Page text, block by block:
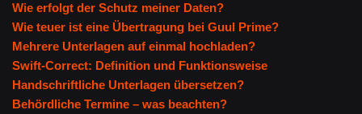
Wie erfolgt der Schutz meiner Daten?
Wie teuer ist eine Übertragung bei Guul Prime?
Mehrere Unterlagen auf einmal hochladen?
Swift-Correct: Definition und Funktionsweise
Handschriftliche Unterlagen übersetzen?
Behördliche Termine – was beachten?